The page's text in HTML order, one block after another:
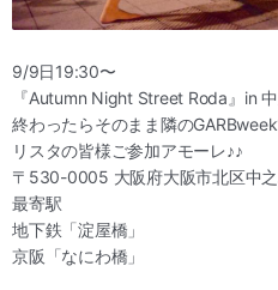
9/9日19:30〜
『Autumn Night Street Roda』in
終わったらそのまま隣の
リスタの皆様ご参加アモーレ♪♪
〒530-0005 大阪府大阪市北区中
最寄駅
地下鉄「淀屋橋」
京阪「なにわ橋」